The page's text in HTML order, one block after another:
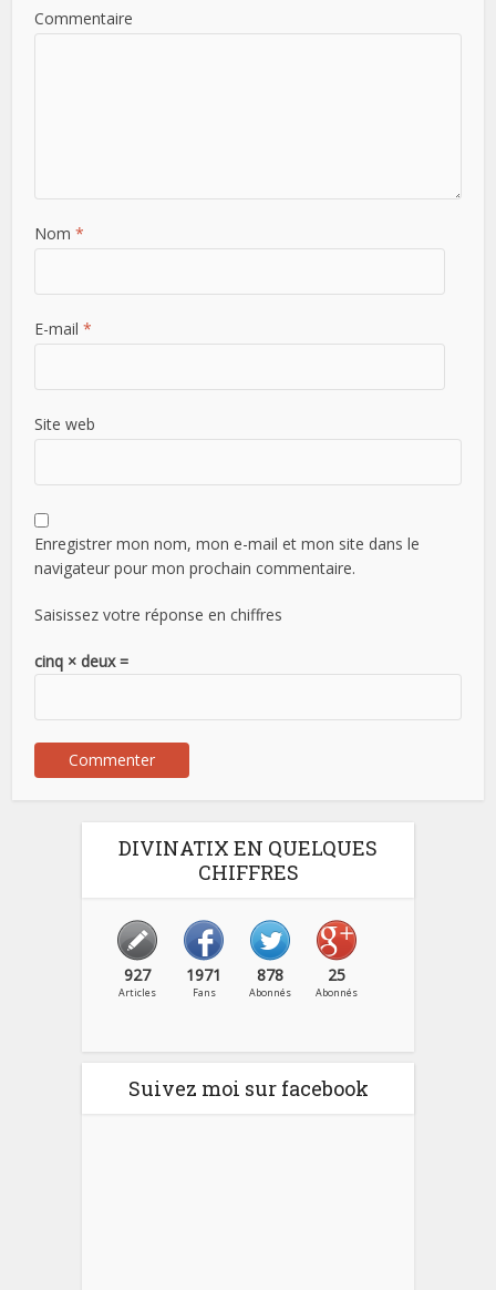
Commentaire
Nom*
E-mail*
Site web
Enregistrer mon nom, mon e-mail et mon site dans le
navigateur pour mon prochain commentaire.
Saisissez votre réponse en chiffres
cinq × deux =
DIVINATIX EN QUELQUES
CHIFFRES
927
Articles
1971
Fans
878
Abonnés
25
Abonnés
Suivez moi sur facebook